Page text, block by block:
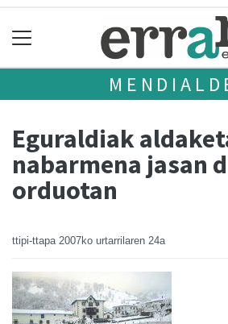
Eguraldiak
nabarmena jasan
orduotan
ttipi-ttapa 2007ko urtarrilaren 24a